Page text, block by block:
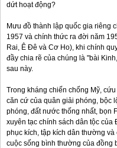
dứt hoạt động?
Mưu đồ thành lập quốc gia riêng
1957 và chính thức ra đời năm
Rai, Ê Đê và Cơ Ho), khi chính
đầy chia rẽ của chúng là "bài
sau này.
Trong kháng chiến chống Mỹ,
căn cứ của quân giải phóng, bộc
phóng, đất nước thống nhất, bọn
xuyên tạc chính sách dân tộc
phục kích, tập kích dân thường
cuộc sống bình thường của đồng